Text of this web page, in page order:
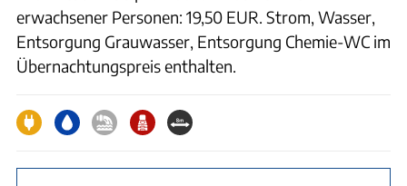
erwachsener Personen: 19,50 EUR. Strom, Wasser,
Entsorgung Grauwasser, Entsorgung Chemie-WC im
Übernachtungspreis enthalten.